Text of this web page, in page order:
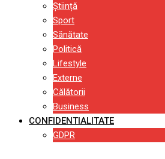
Știință
Sport
Sănătate
Politică
Lifestyle
Externe
Călătorii
Business
CONFIDENTIALITATE
GDPR